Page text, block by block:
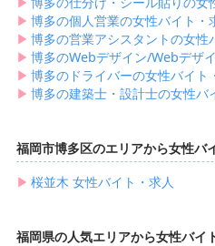
▶︎ 博多の個人営業の女性バイト・
▶︎ 博多の営業アシスタントの女性
▶︎ 博多のWebデザイン/Webデザ
▶︎ 博多のドライバーの女性バイト
▶︎ 博多の建築士・設計士の女性バ
福岡市博多区のエリアから女性バ
▶︎ 桜並木 女性バイト・求人
福岡県の人気エリアから女性バイ